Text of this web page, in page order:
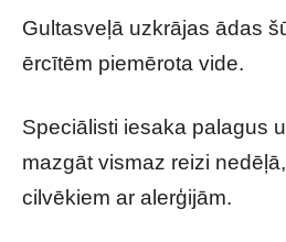
Gultasveļā uzkrājas ādas
ērcītēm piemērota vide.
Speciālisti iesaka palagus
mazgāt vismaz reizi
cilvēkiem ar alerģijām.